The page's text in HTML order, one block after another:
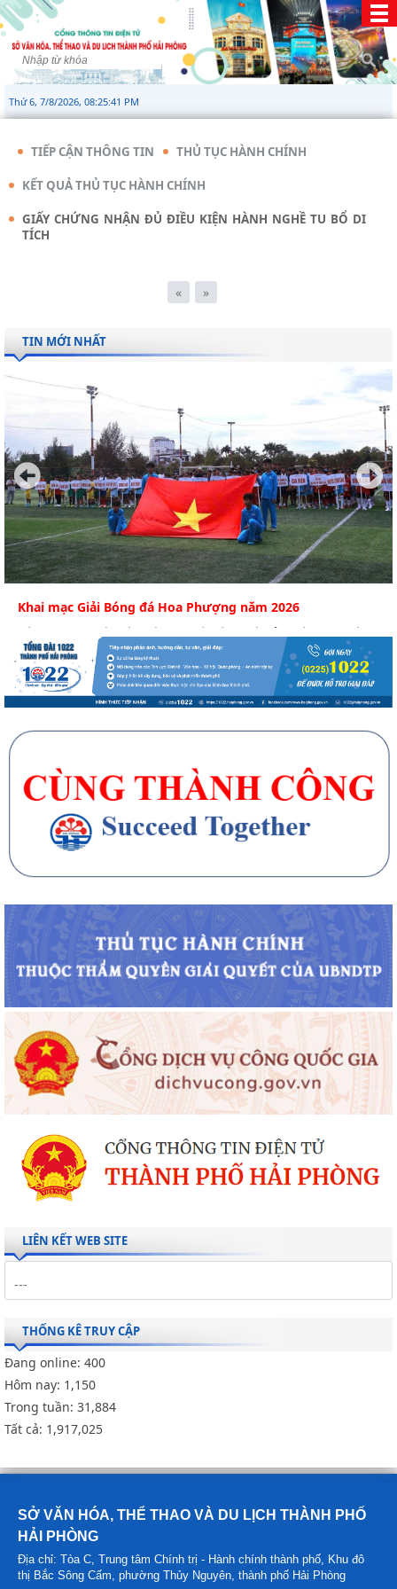
Thứ 6, 7/8/2026, 08:25:42 PM
TIẾP CẬN THÔNG TIN THỦ TỤC HÀNH CHÍNH
KẾT QUẢ THỦ TỤC HÀNH CHÍNH
GIẤY CHỨNG NHẬN ĐỦ ĐIỀU KIỆN HÀNH NGHỀ TU BỔ DI
TÍCH
« »
TIN MỚI NHẤT
Khai mạc Giải Bóng đá Hoa Phượng năm 2026
Sáng 6/8, tại Sân tập Câu lạc bộ Bóng đá Hải Phòng (phường
An Biên) diễn ra Lễ khai mạc Giải bóng...
LIÊN KẾT WEB SITE
THỐNG KÊ TRUY CẬP
Đang online: 400
Hôm nay: 1,150
Trong tuần: 31,884
Tất cả: 1,917,025
SỞ VĂN HÓA, THỂ THAO VÀ DU LỊCH THÀNH PHỐ
HẢI PHÒNG
Địa chỉ: Tòa C, Trung tâm Chính trị - Hành chính thành phố, Khu đô
thị Bắc Sông Cấm, phường Thủy Nguyên, thành phố Hải Phòng